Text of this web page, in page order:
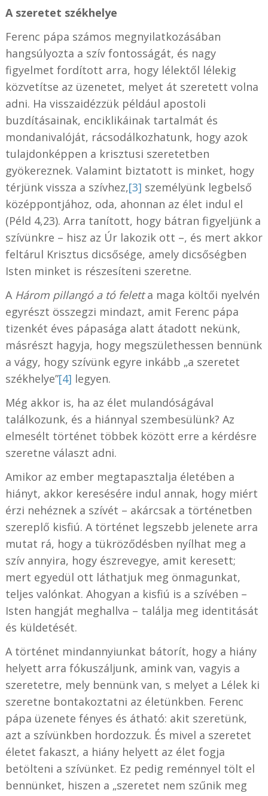
A szeretet székhelye
Ferenc pápa számos megnyilatkozásában
hangsúlyozta a szív fontosságát, és nagy
figyelmet fordított arra, hogy lélektől lélekig
közvetítse az üzenetet, melyet át szeretett volna
adni. Ha visszaidézzük például apostoli
buzdításainak, enciklikáinak tartalmát és
mondanivalóját, rácsodálkozhatunk, hogy azok
tulajdonképpen a krisztusi szeretetben
gyökereznek. Valamint biztatott is minket, hogy
térjünk vissza a szívhez,[3] személyünk legbelső
középpontjához, oda, ahonnan az élet indul el
(Péld 4,23). Arra tanított, hogy bátran figyeljünk a
szívünkre – hisz az Úr lakozik ott –, és mert akkor
feltárul Krisztus dicsősége, amely dicsőségben
Isten minket is részesíteni szeretne.
A Három pillangó a tó feletta maga költői nyelvén
egyrészt összegzi mindazt, amit Ferenc pápa
tizenkét éves pápasága alatt átadott nekünk,
másrészt hagyja, hogy megszülethessen bennünk
a vágy, hogy szívünk egyre inkább „a szeretet
székhelye”[4] legyen.
Még akkor is, ha az élet mulandóságával
találkozunk, és a hiánnyal szembesülünk? Az
elmesélt történet többek között erre a kérdésre
szeretne választ adni.
Amikor az ember megtapasztalja életében a
hiányt, akkor keresésére indul annak, hogy miért
érzi nehéznek a szívét – akárcsak a történetben
szereplő kisfiú. A történet legszebb jelenete arra
mutat rá, hogy a tükröződésben nyílhat meg a
szív annyira, hogy észrevegye, amit keresett;
mert egyedül ott láthatjuk meg önmagunkat,
teljes valónkat. Ahogyan a kisfiú is a szívében –
Isten hangját meghallva – találja meg identitását
és küldetését.
A történet mindannyiunkat bátorít, hogy a hiány
helyett arra fókuszáljunk, amink van, vagyis a
szeretetre, mely bennünk van, s melyet a Lélek ki
szeretne bontakoztatni az életünkben. Ferenc
pápa üzenete fényes és átható: akit szeretünk,
azt a szívünkben hordozzuk. És mivel a szeretet
életet fakaszt, a hiány helyett az élet fogja
betölteni a szívünket. Ez pedig reménnyel tölt el
bennünket, hiszen a „szeretet nem szűnik meg